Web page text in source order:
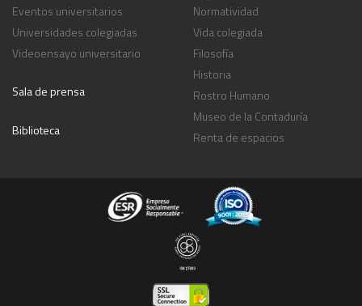
Eventos universitarios
Universidades colegiadas
Videoensayo universitario
Sala de prensa
Biblioteca
Normatividad
Vida colegiada
Filosofía
Historia
Rostro Humano
Museo de la Contaduría
Renta de espacios